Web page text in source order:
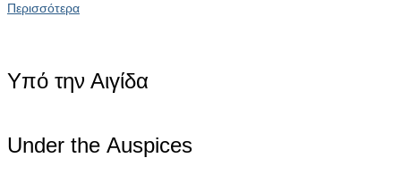
Περισσότερα
Υπό την Αιγίδα
Under the Αuspices